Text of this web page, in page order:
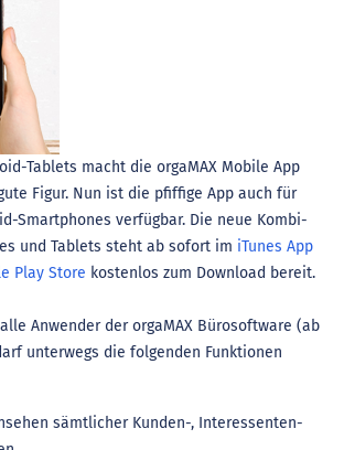
Tablets macht die orgaMAX Mobile App
Figur. Nun ist die pfiffige App auch für
Smartphones verfügbar. Die neue Kombi-
und Tablets steht ab sofort im iTunes App
Play Store kostenlos zum Download bereit.
Anwender der orgaMAX Bürosoftware (ab
unterwegs die folgenden Funktionen
sämtlicher Kunden-, Interessenten-